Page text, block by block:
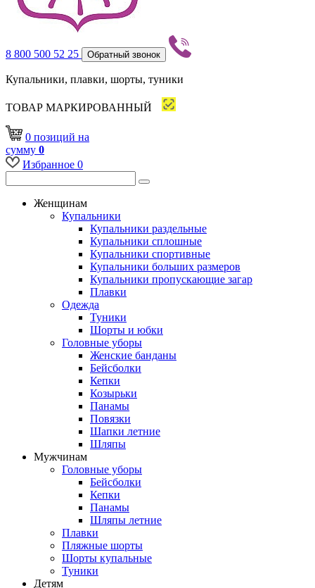
8 800 500 52 25 Обратный звонок
Купальники, плавки, шорты, туники
ТОВАР МАРКИРОВАННЫЙ
0 позиций на
сумму 0
Избранное 0
Женщинам
Купальники
Купальники раздельные
Купальники сплошные
Купальники спортивные
Купальники больших размеров
Купальники пропускающие загар
Плавки
Одежда
Туники
Шорты и юбки
Головные уборы
Женские банданы
Бейсболки
Кепки
Козырьки
Панамы
Повязки
Шапки летние
Шляпы
Мужчинам
Головные уборы
Бейсболки
Кепки
Панамы
Шляпы летние
Плавки
Пляжные шорты
Шорты купальные
Туники
Детям